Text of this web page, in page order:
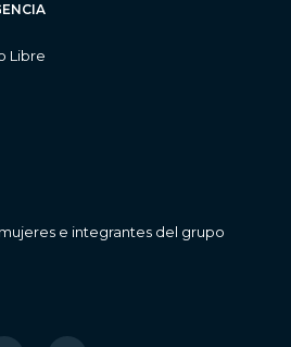
Libre
e integrantes del grupo